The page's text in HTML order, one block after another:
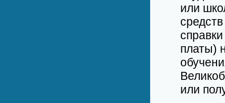
или
платы)
или